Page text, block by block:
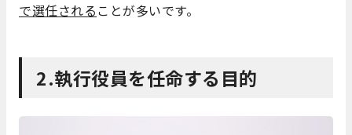
で選任される ことが多いです。
2.執行役員を任命する目的